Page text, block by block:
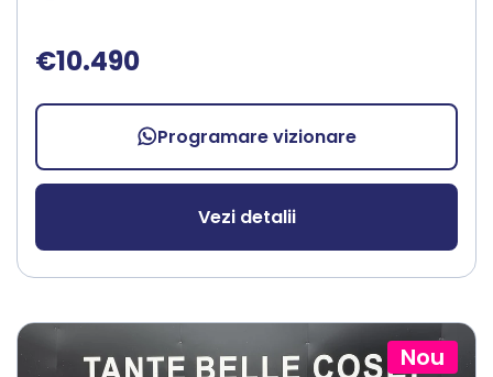
€10.490
Programare vizionare
Vezi detalii
Nou